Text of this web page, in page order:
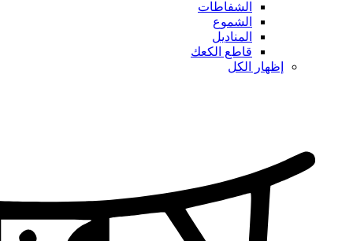
الشفاطات
الشموع
المناديل
قاطع الكعك
إظهار الكل